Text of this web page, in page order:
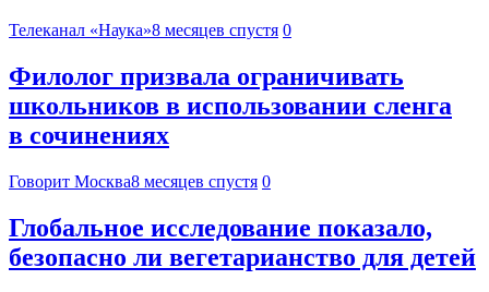
Телеканал «Наука»8 месяцев спустя 0
Филолог призвала ограничивать
школьников в использовании сленга
в сочинениях
Говорит Москва8 месяцев спустя 0
Глобальное исследование показало,
безопасно ли вегетарианство для детей